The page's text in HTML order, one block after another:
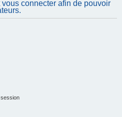
connecter afin de pouvoir